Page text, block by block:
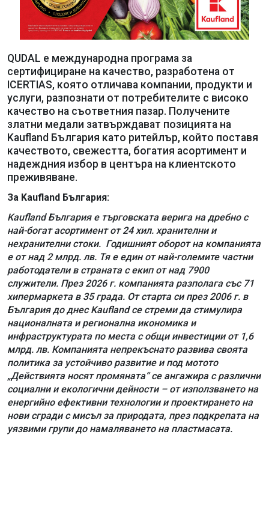
QUDAL е международна програма за
сертифициране на качество, разработена от
ICERTIAS, която отличава компании, продукти и
услуги, разпознати от потребителите с високо
качество на съответния пазар. Получените
златни медали затвърждават позицията на
Kaufland България като ритейлър, който поставя
качеството, свежестта, богатия асортимент и
надеждния избор в центъра на клиентското
преживяване.
За Kaufland България:
Kaufland България е търговската верига на дребно с
най-богат асортимент от 24 хил. хранителни и
нехранителни стоки. Годишният оборот на компанията
е от над 2 млрд. лв. Тя е един от най-големите частни
работодатели в страната с екип от над 7900
служители. През 2026 г. компанията разполага със 71
хипермаркета в 35 града. От старта си през 2006 г. в
България до днес Kaufland се стреми да стимулира
националната и регионална икономика и
инфраструктурата по места с общи инвестиции от 1,6
млрд. лв. Компанията непрекъснато развива своята
политика за устойчиво развитие и под мотото
„Действията носят промяната“ се ангажира с различни
социални и екологични дейности – от използването на
енергийно ефективни технологии и проектирането на
нови сгради с мисъл за природата, през подкрепата на
уязвими групи до намаляването на пластмасата.